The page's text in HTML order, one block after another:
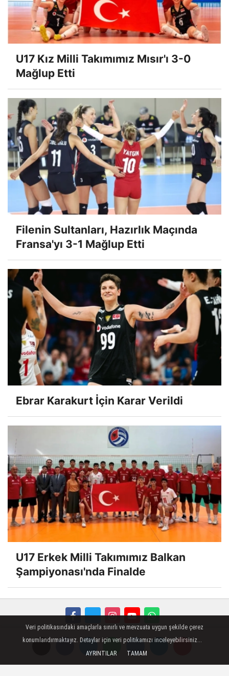
İkincisi
U17 Kız Milli Takımımız Mısır'ı 3-0
Mağlup Etti
Filenin Sultanları, Hazırlık Maçında
Fransa'yı 3-1 Mağlup Etti
Ebrar Karakurt İçin Karar Verildi
U17 Erkek Milli Takımımız Balkan
Veri politikasındaki amaçlarla sınırlı ve mevzuata uygun şekilde çerez
konumlandırmaktayız. Detaylar için veri politikamızı inceleyebilirsiniz...
AYRINTILAR
TAMAM